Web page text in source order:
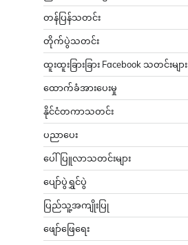
တန်ပြန်သတင်း
တိုက်ပွဲသတင်း
ထူးထူးခြားခြား Facebook သတင်းများ
ထောက်ခံအားပေးမှု
နိုင်ငံတကာသတင်း
ပညာပေး
ပေါ်ပြူလာသတင်းများ
ပျော်ပွဲရွှင်ပွဲ
ပြည်သူ့အကျိုးပြု
ဖျော်ဖြေရေး